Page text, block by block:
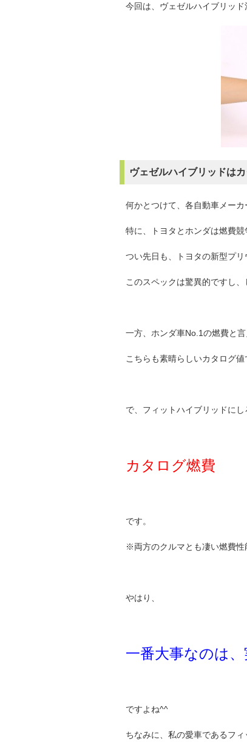
今回は、ヴェゼルハイブリッド
ヴェゼルハイブリッドは
何かとつけて、各自動車メー
特に、トヨタとホンダは燃費競
つい先日も、トヨタの新型プ
このスペックは驚異的ですし
一方、ホンダ車No.1の燃費と
こちらも素晴らしいカタログ値
で、フィットハイブリッドに
カタログ燃費
です。
※両方のクルマとも凄い燃費性
やはり、
一番大事なのは、
ですよね^^
ちなみに、私の愛車であるフ